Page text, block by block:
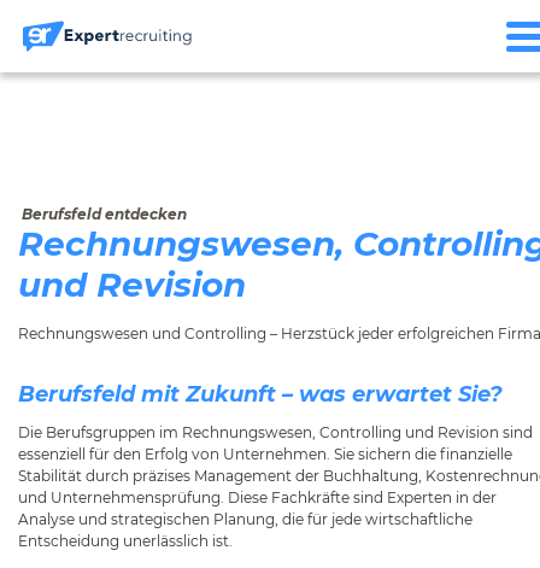
Berufsfeld entdecken
Rechnungswesen,
und Revision
Rechnungswesen und Controlling – Herzstück jeder erfolgreichen
Berufsfeld mit Zukunft – was erwartet Sie?
Die Berufsgruppen im Rechnungswesen, Controlling und Revision sind
essenziell für den Erfolg von Unternehmen. Sie sichern die finanzielle
Stabilität durch präzises Management der Buchhaltung,
und Unternehmensprüfung. Diese Fachkräfte sind Experten in der
Analyse und strategischen Planung, die für jede wirtschaftliche
Entscheidung unerlässlich ist.